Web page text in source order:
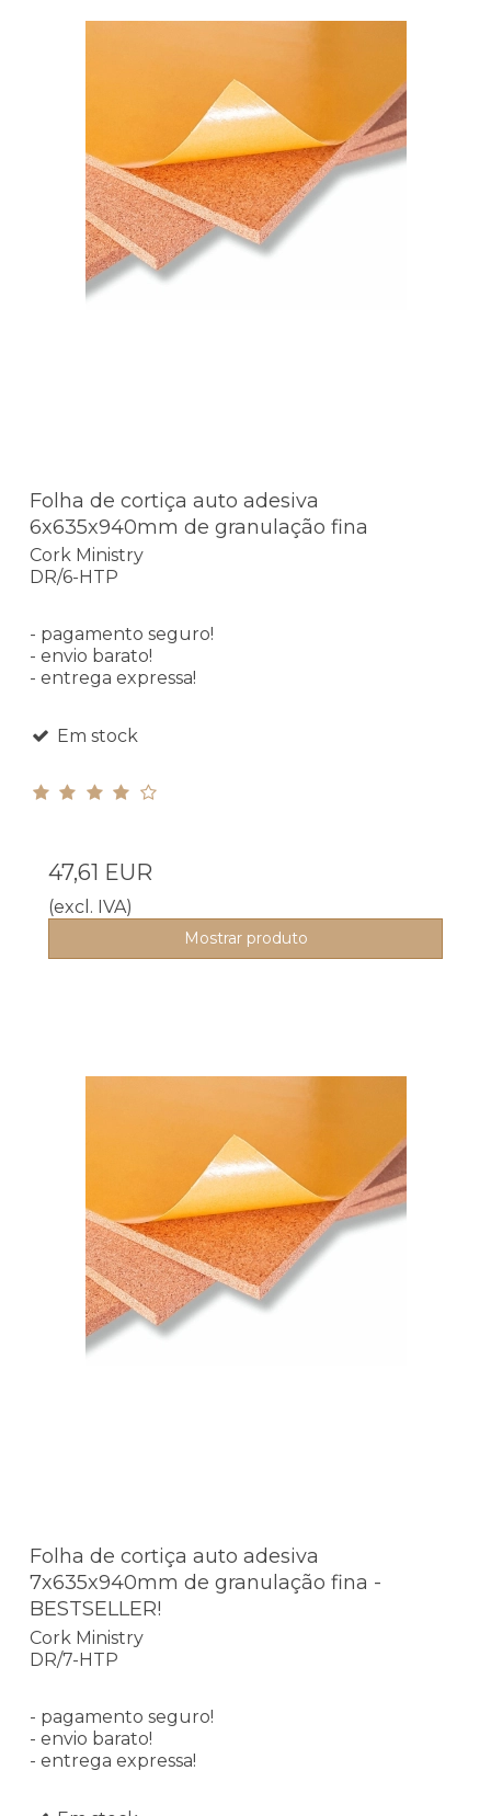
Folha de cortiça auto adesiva
6x635x940mm de granulação fina
Cork Ministry
DR/6-HTP
- pagamento seguro!
- envio barato!
- entrega expressa!
Em stock
47,61 EUR
(excl. IVA)
Mostrar produto
Folha de cortiça auto adesiva
7x635x940mm de granulação fina -
BESTSELLER!
Cork Ministry
DR/7-HTP
- pagamento seguro!
- envio barato!
- entrega expressa!